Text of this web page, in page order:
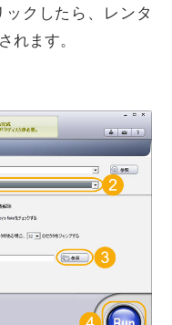
クしたら、レンタ
れます。